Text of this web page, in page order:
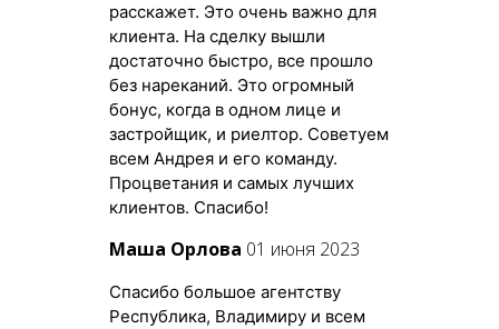
расскажет. Это очень важно для
клиента. На сделку вышли
достаточно быстро, все прошло
без нареканий. Это огромный
бонус, когда в одном лице и
застройщик, и риелтор. Советуем
всем Андрея и его команду.
Процветания и самых лучших
клиентов. Спасибо!
Маша Орлова 01 июня 2023
Спасибо большое агентству
Республика, Владимиру и всем